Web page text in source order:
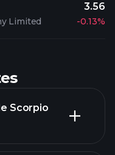
Limited
3.56
-0.13%
Scorpio